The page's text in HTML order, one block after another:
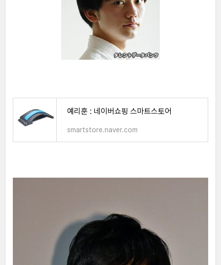
예리훈 : 네이버쇼핑 스마트스토어
smartstore.naver.com